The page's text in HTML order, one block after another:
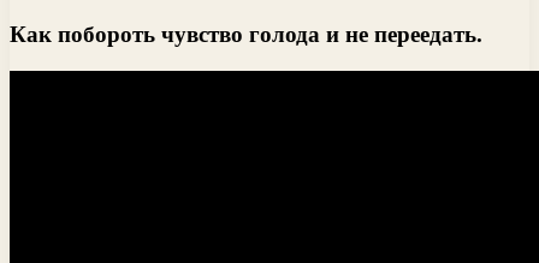
Как побороть чувство голода и не переедать.